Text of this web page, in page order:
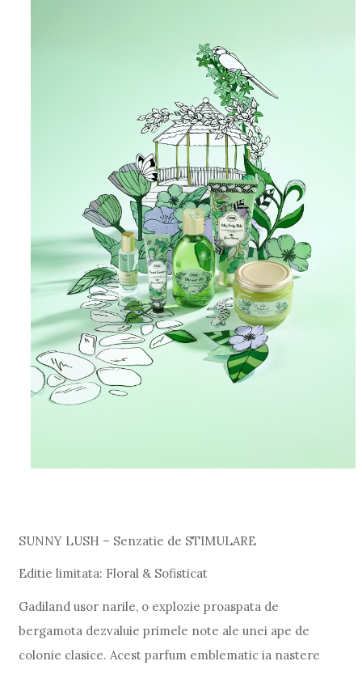
SUNNY LUSH – Senzatie de STIMULARE
Editie limitata: Floral & Sofisticat
Gadiland usor narile, o explozie proaspata de
bergamota dezvaluie primele note ale unei ape de
colonie clasice. Acest parfum emblematic ia nastere